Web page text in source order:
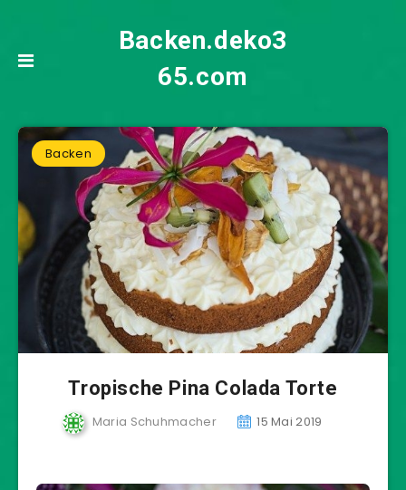
Backen.deko3
65.com
Backen
Tropische Pina Colada Torte
Maria Schuhmacher 15 Mai 2019